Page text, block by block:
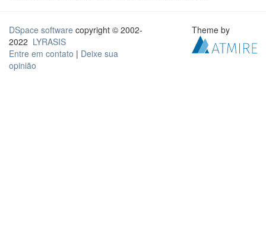
DSpace software copyright © 2002-
2022 LYRASIS
Entre em contato | Deixe sua
opinião
Theme by